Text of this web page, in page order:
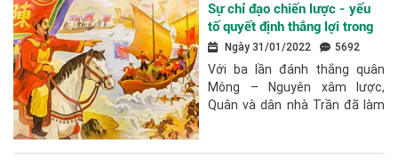
Sự chỉ đạo chiến lược - yếu
tố quyết định thắng lợi trong
ba cuộc kháng chiến chống
Mông – Nguyên
Ngày 31/01/2022 5692
Với ba lần đánh thắng quân
Mông – Nguyên xâm lược,
Quân và dân nhà Trần đã làm
nước hào...